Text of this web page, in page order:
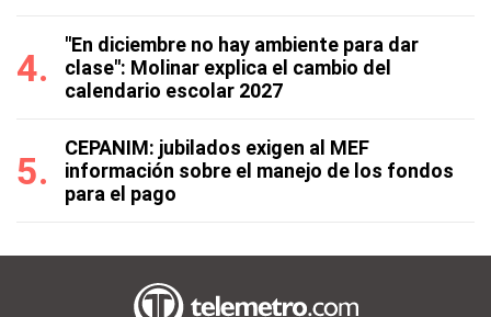
"En diciembre no hay ambiente para dar
clase": Molinar explica el cambio del
calendario escolar 2027
CEPANIM: jubilados exigen al MEF
información sobre el manejo de los fondos
para el pago